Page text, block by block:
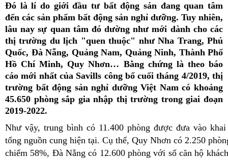
Đó là lí do giới đầu tư bất động sản đang quan tâm
đến các sản phẩm bất động sản nghỉ dưỡng. Tuy nhiên,
lâu nay sự quan tâm đó dường như mới dành cho các
thị trường du lịch "quen thuộc" như Nha Trang, Phú
Quốc, Đà Nẵng, Quảng Nam, Quảng Ninh, Thành Phố
Hồ Chí Minh, Quy Nhơn… Bằng chứng là theo báo
cáo mới nhất của Savills công bố cuối tháng 4/2019, thị
trường bất động sản nghỉ dưỡng Việt Nam có khoảng
45.650 phòng sắp gia nhập thị trường trong giai đoạn
2019-2022.
Như vậy, trung bình có 11.400 phòng được đưa vào
tổng nguồn cung hiện tại. Cụ thể, Quy Nhơn có 2.250
chiếm 58%, Đà Nẵng có 12.600 phòng với số căn hộ